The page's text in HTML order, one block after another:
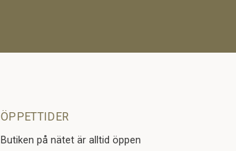
ÖPPETTIDER
Butiken på nätet är alltid öppen